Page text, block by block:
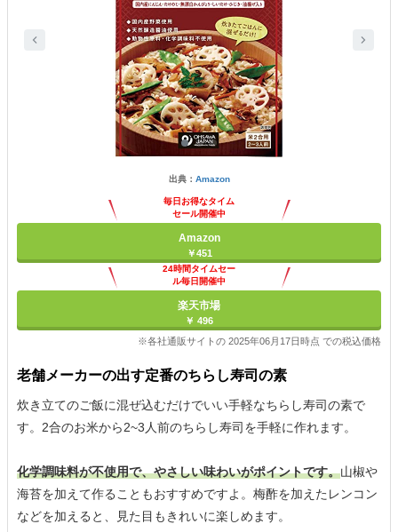
出典： Amazon
毎日お得なタイム
セール開催中
Amazon
￥451
24時間タイムセー
ル毎日開催中
楽天市場
￥ 496
※各社通販サイトの 2025年06月17日時点 での税込価格
老舗メーカーの出す定番のちらし寿司の素
炊き立てのご飯に混ぜ込むだけでいい手軽なちらし寿司の素で
す。2合のお米から2~3人前のちらし寿司を手軽に作れます。
化学調味料が不使用で、やさしい味わいがポイントです。山椒や
海苔を加えて作ることもおすすめですよ。梅酢を加えたレンコン
などを加えると、見た目もきれいに楽しめます。